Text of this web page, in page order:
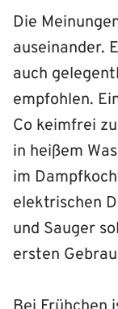
Die
auseinander.
auch
empfohlen.
Co keimfrei
in heißem
im
elektrischen
und Sauger
ersten